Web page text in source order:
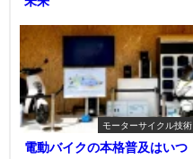
モーターサイクル技術
電動バイクの本格普及はいつ